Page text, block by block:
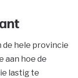
hele provincie
aan hoe de
lastig te